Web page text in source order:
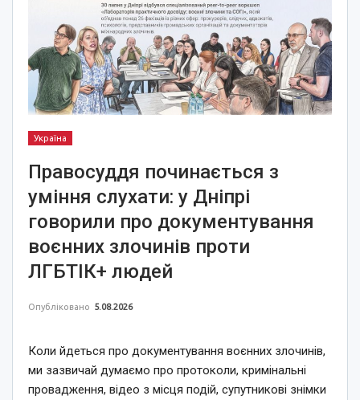
Україна
Правосуддя починається з
уміння слухати: у Дніпрі
говорили про документування
воєнних злочинів проти
ЛГБТІК+ людей
Опубліковано 5.08.2026
Коли йдеться про документування воєнних злочинів,
ми зазвичай думаємо про протоколи, кримінальні
провадження, відео з місця подій, супутникові знімки